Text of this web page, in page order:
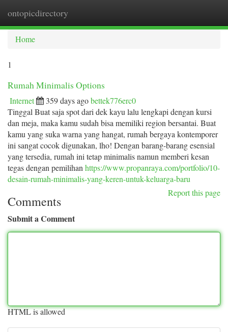
ontopicdirectory
Home
1
Rumah Minimalis Options
Internet 359 days agobettek776erc0
Tinggal Buat saja spot dari dek kayu lalu lengkapi dengan kursi
dan meja, maka kamu sudah bisa memiliki region bersantai. Buat
kamu yang suka warna yang hangat, rumah bergaya kontemporer
ini sangat cocok digunakan, lho! Dengan barang-barang esensial
yang tersedia, rumah ini tetap minimalis namun memberi kesan
tegas dengan pemilihan https://www.propanraya.com/portfolio/10-
desain-rumah-minimalis-yang-keren-untuk-keluarga-baru
Report this page
Comments
Submit a Comment
HTML is allowed